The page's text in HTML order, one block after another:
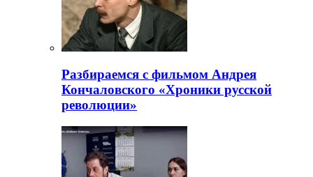
Разбираемся с фильмом Андрея
Кончаловского «Хроники русской
революции»